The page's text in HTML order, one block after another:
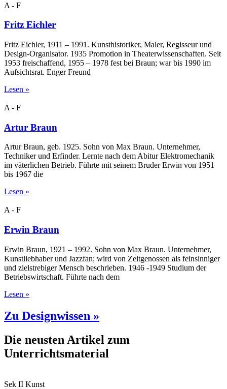
A - F
Fritz Eichler
Fritz Eichler, 1911 – 1991. Kunsthistoriker, Maler, Regisseur und
Design-Organisator. 1935 Promotion in Theaterwissenschaften. Seit
1953 freischaffend, 1955 – 1978 fest bei Braun; war bis 1990 im
Aufsichtsrat. Enger Freund
Lesen »
A - F
Artur Braun
Artur Braun, geb. 1925. Sohn von Max Braun. Unternehmer,
Techniker und Erfinder. Lernte nach dem Abitur Elektromechanik
im väterlichen Betrieb. Führte mit seinem Bruder Erwin von 1951
bis 1967 die
Lesen »
A - F
Erwin Braun
Erwin Braun, 1921 – 1992. Sohn von Max Braun. Unternehmer,
Kunstliebhaber und Jazzfan; wird von Zeitgenossen als feinsinniger
und zielstrebiger Mensch beschrieben. 1946 -1949 Studium der
Betriebswirtschaft. Führte nach dem
Lesen »
Zu Designwissen »
Die neusten Artikel zum
Unterrichtsmaterial
Sek II Kunst